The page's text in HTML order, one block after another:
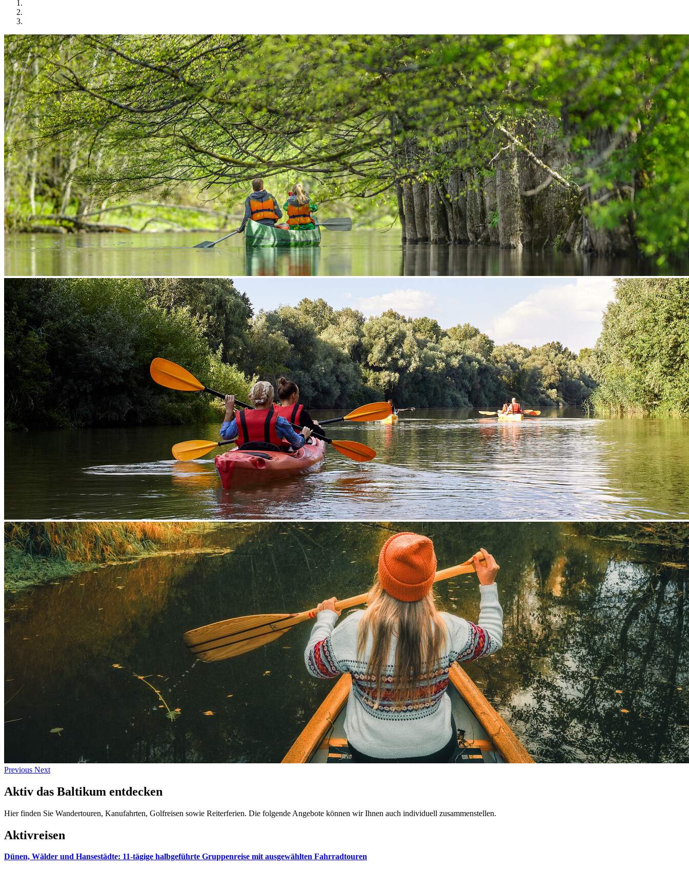
Previous Next
Aktiv das Baltikum entdecken
Hier finden Sie Wandertouren, Kanufahrten, Golfreisen sowie Reiterferien. Die folgende Angebote können wir Ihnen auch individuell zusammenstellen.
Aktivreisen
Dünen, Wälder und Hansestädte: 11-tägige halbgeführte Gruppenreise mit ausgewählten Fahrradtouren